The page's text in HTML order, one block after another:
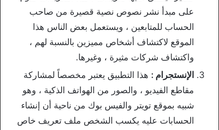
على مبدأ نشر نصوص نصية قصيرة من صاحب
الحساب للمتابعين ، ويستعمل بعض الناس هذا
الموقع لاكتشاف أشخاص مميزين بالنسبة لهم ،
واكتشاف شركات مثيرة ، وغيرها.
الإنستجرام : هذا التطبيق يعتبر مخصصاً لمشاركة
مقاطع الفيديو ، والصور من الهواتف الذكية ، وهو
شبيه بموقع تويتر والفيس بوك من ناحية أن إنشاء
الحسابات عليه يكسب الشخص ملف تعريف خاص